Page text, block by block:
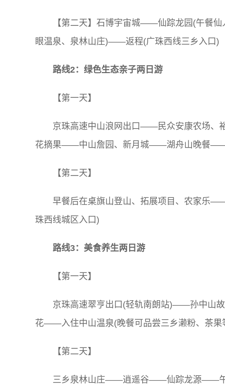
【第二天】石博宇宙城——仙踪龙园(午餐
眼温泉、泉林山庄)——返程(广珠西线三乡入口)
路线2：绿色生态亲子两日游
【第一天】
京珠高速中山浪网出口——民众安康农场
花摘果——中山詹园、新月城——湖舟山晚餐——
【第二天】
早餐后在桌旗山登山、拓展项目、农家
珠西线城区入口)
路线3：美食养生两日游
【第一天】
京珠高速翠亨出口(轻轨南朗站)——孙中山
花——入住中山温泉(晚餐可品尝三乡濑粉、茶果
【第二天】
三乡泉林山庄——逍遥谷——仙踪龙源——午